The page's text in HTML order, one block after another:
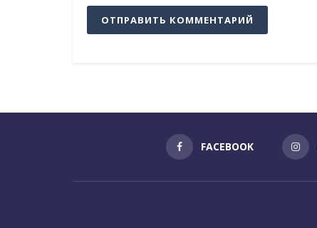
FACEBOOK